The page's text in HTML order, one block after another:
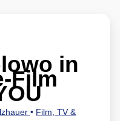
in
Film
• Film, TV &